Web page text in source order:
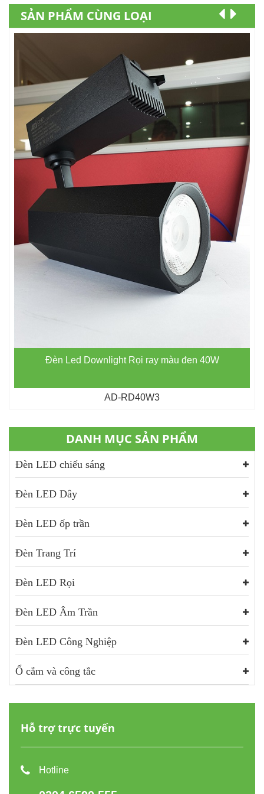
SẢN PHẨM CÙNG LOẠI
Đèn Led Downlight Rọi ray màu đen 40W
AD-RD40W3
DANH MỤC SẢN PHẨM
Đèn LED chiếu sáng
Đèn LED Dây
Đèn LED ốp trần
Đèn Trang Trí
Đèn LED Rọi
Đèn LED Âm Trần
Đèn LED Công Nghiệp
Ổ cắm và công tắc
Hỗ trợ trực tuyến
Hotline